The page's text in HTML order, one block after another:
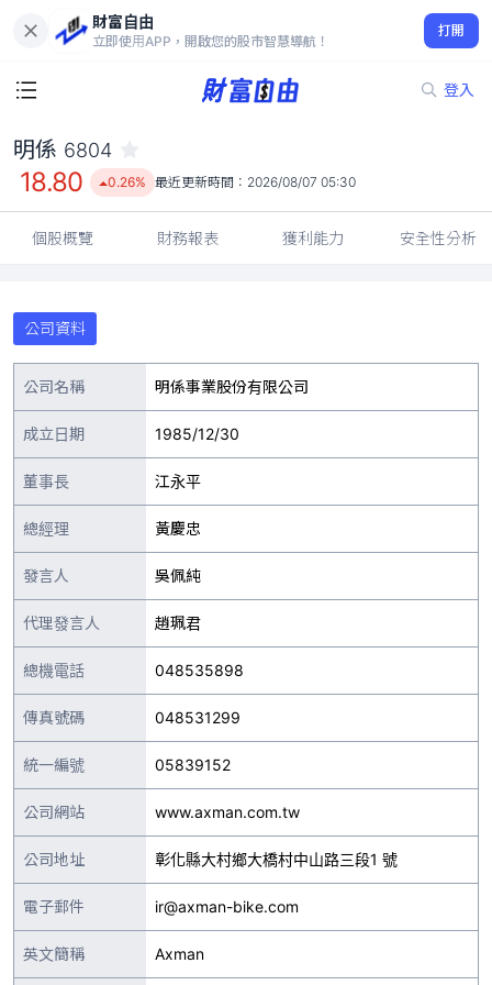
財富自由
立即使用APP，開啟您的股市智慧導航！
打開
登入
18.80
0.26%
明係 6804
18.80 0.26% 最近更新時間： 2026/08/07 05:30
個股概覽 財務報表 獲利能力 安全性分析
公司資料
公司名稱 明係事業股份有限公司
成立日期 1985/12/30
董事長 江永平
總經理 黃慶忠
發言人 吳佩純
代理發言人 趙珮君
總機電話 048535898
傳真號碼 048531299
統一編號 05839152
公司網站 www.axman.com.tw
公司地址 彰化縣大村鄉大橋村中山路三段1 號
電子郵件 ir@axman-bike.com
英文簡稱 Axman